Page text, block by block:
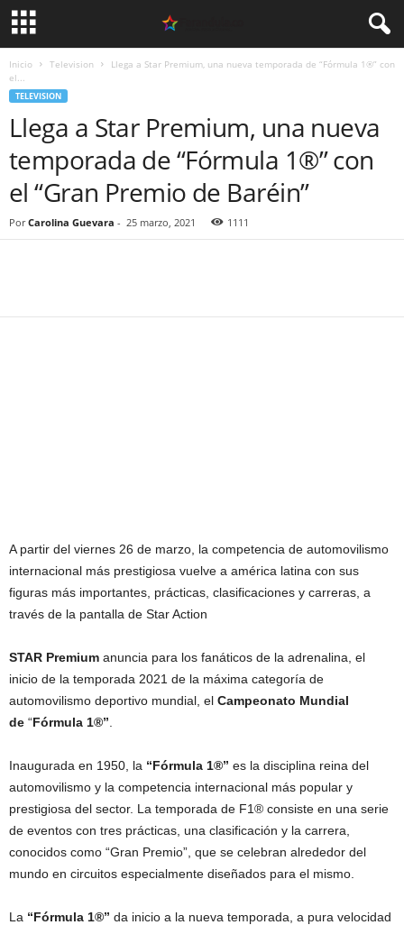
Inicio Television
Llega a Star Premium, una nueva temporada de “Fórmula 1®” con
el...
TELEVISION
Llega a Star Premium, una nueva
temporada de “Fórmula 1®” con
el “Gran Premio de Baréin”
Por Carolina Guevara - 25 marzo, 2021 1111
A partir del viernes 26 de marzo, la competencia de automovilismo
internacional más prestigiosa vuelve a américa latina con sus
figuras más importantes, prácticas, clasificaciones y carreras, a
través de la pantalla de Star Action
STAR Premium anuncia para los fanáticos de la adrenalina, el
inicio de la temporada 2021 de la máxima categoría de
automovilismo deportivo mundial, el Campeonato Mundial
de “Fórmula 1®”
Inaugurada en 1950, la “Fórmula 1®” es la disciplina reina del
automovilismo y la competencia internacional más popular y
prestigiosa del sector. La temporada de F1® consiste en una serie
de eventos con tres prácticas, una clasificación y la carrera,
conocidos como “Gran Premio”, que se celebran alrededor del
mundo en circuitos especialmente diseñados para el mismo.
La “Fórmula 1®” da inicio a la nueva temporada, a pura velocidad